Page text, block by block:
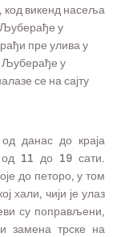
викенд насеља
Љуберађе у
пре улива у
Љуберађе у
се на сајту
данас до краја
од 11 до 19 сати.
до петоро, у том
хали, чији је улаз
су поправљени,
замена трске на